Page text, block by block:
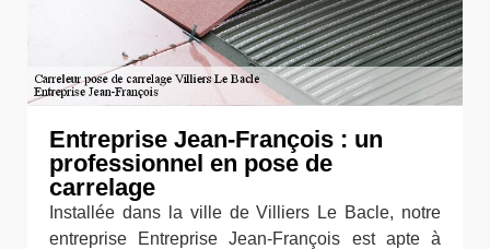
Entreprise Jean-François : un
professionnel en pose de
carrelage
Installée dans la ville de Villiers Le Bacle, notre
entreprise Entreprise Jean-François est apte à